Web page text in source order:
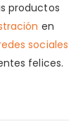
productos
en
sociales
felices.